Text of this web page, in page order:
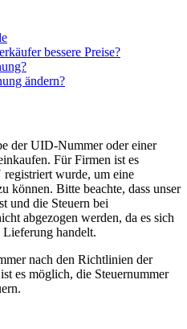
bessere Preise?
ändern?
der UID-Nummer oder einer
Für Firmen ist es
wurde, um eine
können. Bitte beachte, dass unser
und die Steuern bei
abgezogen werden, da es sich
handelt.
nach den Richtlinien der
es möglich, die Steuernummer